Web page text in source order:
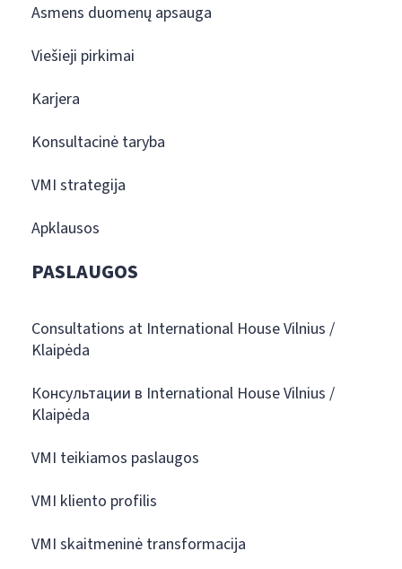
Asmens duomenų apsauga
Viešieji pirkimai
Karjera
Konsultacinė taryba
VMI strategija
Apklausos
PASLAUGOS
Consultations at International House Vilnius /
Klaipėda
Консультации в International House Vilnius /
Klaipėda
VMI teikiamos paslaugos
VMI kliento profilis
VMI skaitmeninė transformacija